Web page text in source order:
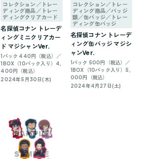
コレクション／トレー
ディング商品／トレー
ディングクリアカード
名探偵コナン トレーデ
ィングミニクリアカー
ド マジシャンVer.
1パック 440円（税込）／
1BOX（10パック入り）4,
400円（税込）
2024年5月30日(木)
コレクション／トレー
ディング商品／バッジ
類／缶バッジ／トレー
ディング缶バッジ
名探偵コナン トレーデ
ィング缶バッジ マジシ
ャンVer.
1パック 500円（税込）／
1BOX（10パック入り）5,
000円（税込）
2024年4月27日(土)